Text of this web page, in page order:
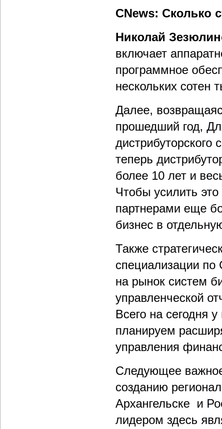
CNews: Сколько
Николай
включает
программное
нескольких сотен
Далее,
прошедший год,
теперь
более 10 лет и
Чтобы усилить
партнерами еще
бизнес в
Также
специализации
на рынок систем
управленческой
Всего на сегодня
планируем
управления
Следующее
созданию
Архангельске и
лидером здесь